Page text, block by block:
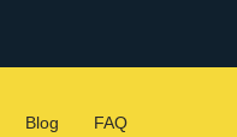
Blog
FAQ